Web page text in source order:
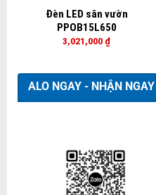
Đèn LED sân vườn
PPOB15L650
3,021,000 ₫
ALO NGAY - NHẬN